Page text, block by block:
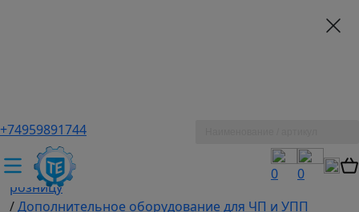
+74959891744
0 0
ТЕХЭКСПЕРТ российский производитель частотные
преобразователи, насосы, и вентиляция
/Промышленное оборудование купить оптом и в
розницу
/Дополнительное оборудование для ЧП и УПП